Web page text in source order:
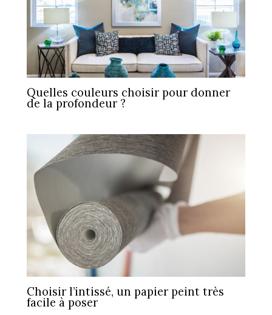
Quelles couleurs choisir pour donner
de la profondeur ?
Choisir l’intissé, un papier peint très
facile à poser